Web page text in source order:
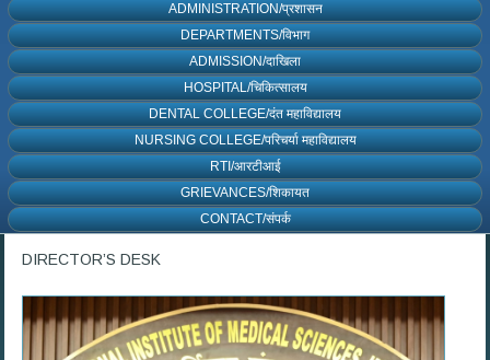
ADMINISTRATION/प्रशासन
DEPARTMENTS/विभाग
ADMISSION/दाखिला
HOSPITAL/चिकित्सालय
DENTAL COLLEGE/दंत महाविद्यालय
NURSING COLLEGE/परिचर्या महाविद्यालय
RTI/आरटीआई
GRIEVANCES/शिकायत
CONTACT/संपर्क
DIRECTOR’S DESK